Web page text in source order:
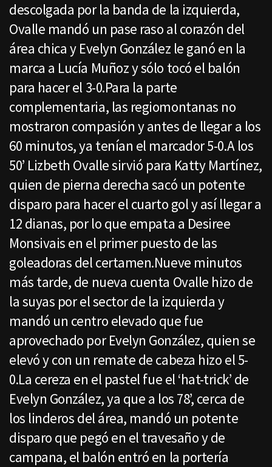
descolgada por la banda de la izquierda,
Ovalle mandó un pase raso al corazón del
área chica y Evelyn González le ganó en la
marca a Lucía Muñoz y sólo tocó el balón
para hacer el 3-0.Para la parte
complementaria, las regiomontanas no
mostraron compasión y antes de llegar a los
60 minutos, ya tenían el marcador 5-0.A los
50’ Lizbeth Ovalle sirvió para Katty Martínez,
quien de pierna derecha sacó un potente
disparo para hacer el cuarto gol y así llegar a
12 dianas, por lo que empata a Desiree
Monsivais en el primer puesto de las
goleadoras del certamen.Nueve minutos
más tarde, de nueva cuenta Ovalle hizo de
la suyas por el sector de la izquierda y
mandó un centro elevado que fue
aprovechado por Evelyn González, quien se
elevó y con un remate de cabeza hizo el 5-
0.La cereza en el pastel fue el ‘hat-trick’ de
Evelyn González, ya que a los 78’, cerca de
los linderos del área, mandó un potente
disparo que pegó en el travesaño y de
campana, el balón entró en la portería